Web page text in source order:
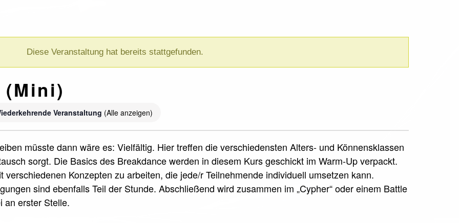
Diese Veranstaltung hat bereits stattgefunden.
Veranstaltung (Alle anzeigen)
müsste dann wäre es: Vielfältig. Hier treffen die verschiedensten Alters- und Könnensklassen
sorgt. Die Basics des Breakdance werden in diesem Kurs geschickt im Warm-Up verpackt.
Konzepten zu arbeiten, die jede/r Teilnehmende individuell umsetzen kann.
sind ebenfalls Teil der Stunde. Abschließend wird zusammen im „Cypher“ oder einem Battle
an erster Stelle.